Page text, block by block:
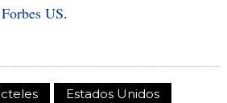
Forbes US.
Estados Unidos